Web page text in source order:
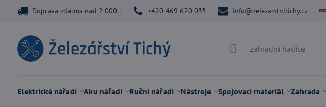
Doprava zdarma nad 2 000 ,- +420 469 620 035 info@zelezarstvitichy.cz
Elektrické nářadí Aku nářadí Ruční nářadí Nástroje Spojovací materiál Zahrada